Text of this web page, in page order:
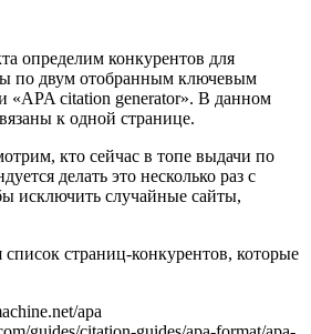
определим конкурентов для
по двум отобранным ключевым
«APA citation generator». В данном
к одной странице.
кто сейчас в топе выдачи по
делать это несколько раз с
исключить случайные сайты,
список страниц-конкурентов, которые
apa